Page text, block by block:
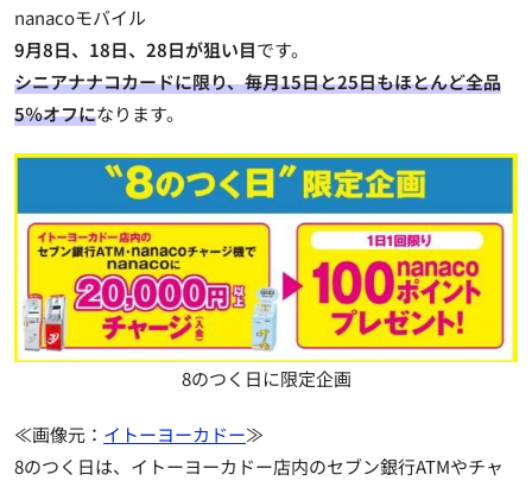
nanacoモバイル
9月8日、18日、28日が狙い目です。
シニアナナコカードに限り、毎月15日と25日もほとんど全品
5％オフになります。
8のつく日に限定企画
≪画像元： イトーヨーカドー≫
8のつく日は、イトーヨーカドー店内のセブン銀行ATMやチャ